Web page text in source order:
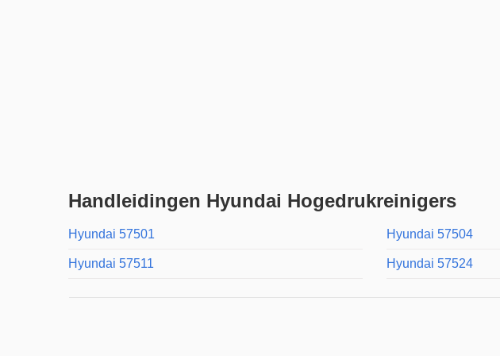
Handleidingen Hyundai Hogedrukreinigers
Hyundai 57501 Hyundai 57504
Hyundai 57511 Hyundai 57524